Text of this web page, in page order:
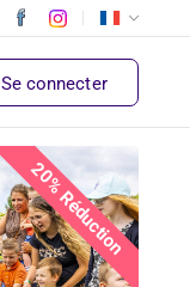
Se connecter
20% Réduction